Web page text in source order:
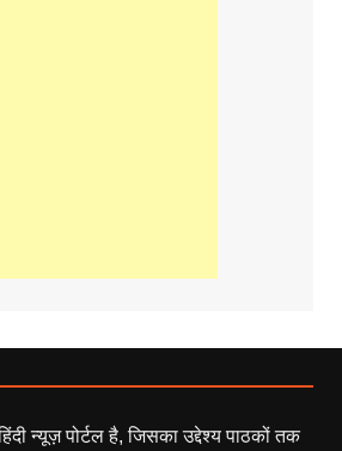
न्यूज़ पोर्टल है, जिसका उद्देश्य पाठकों तक